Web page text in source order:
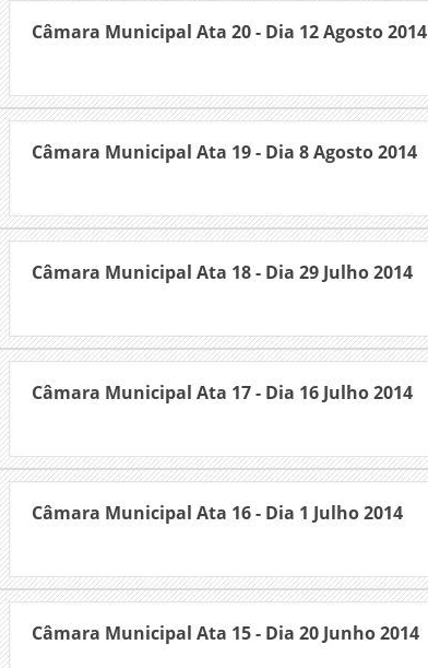
Câmara Municipal Ata 20 - Dia 12 Agosto 2014
Câmara Municipal Ata 19 - Dia 8 Agosto 2014
Câmara Municipal Ata 18 - Dia 29 Julho 2014
Câmara Municipal Ata 17 - Dia 16 Julho 2014
Câmara Municipal Ata 16 - Dia 1 Julho 2014
Câmara Municipal Ata 15 - Dia 20 Junho 2014